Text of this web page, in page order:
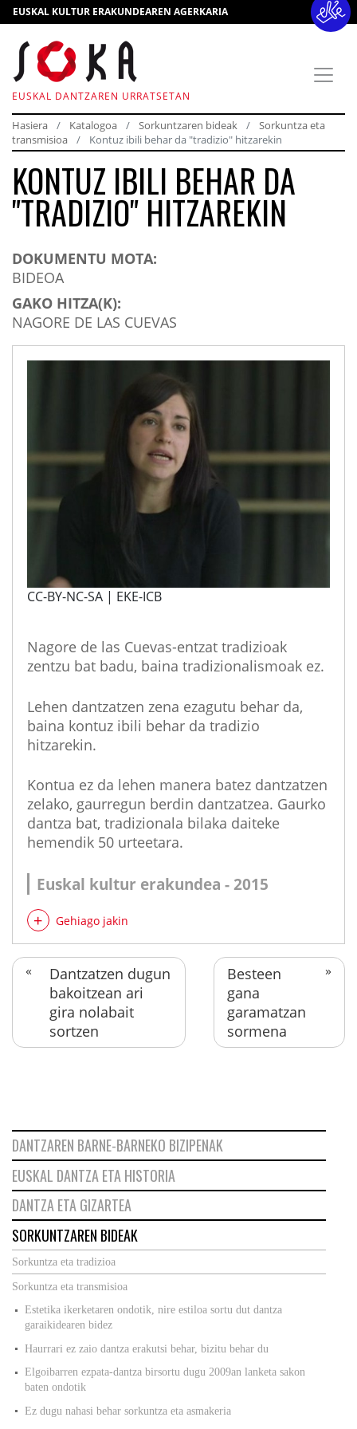
EUSKAL KULTUR ERAKUNDEAREN AGERKARIA
EUSKAL DANTZAREN URRATSETAN
Hasiera Katalogoa Sorkuntzaren bideak
Sorkuntza eta
transmisioa
Kontuz ibili behar da "tradizio" hitzarekin
KONTUZ IBILI BEHAR DA
"TRADIZIO" HITZAREKIN
DOKUMENTU MOTA:
BIDEOA
GAKO HITZA(K):
NAGORE DE LAS CUEVAS
CC-BY-NC-SA | EKE-ICB
Nagore de las Cuevas-entzat tradizioak
zentzu bat badu, baina tradizionalismoak ez.
Lehen dantzatzen zena ezagutu behar da,
baina kontuz ibili behar da tradizio
hitzarekin.
Kontua ez da lehen manera batez dantzatzen
zelako, gaurregun berdin dantzatzea. Gaurko
dantza bat, tradizionala bilaka daiteke
hemendik 50 urteetara.
Euskal kultur erakundea - 2015
Gehiago jakin
Dantzatzen dugun
bakoitzean ari
gira nolabait
sortzen
Besteen
gana
garamatzan
sormena
DANTZAREN BARNE-BARNEKO BIZIPENAK
EUSKAL DANTZA ETA HISTORIA
DANTZA ETA GIZARTEA
SORKUNTZAREN BIDEAK
Sorkuntza eta tradizioa
Sorkuntza eta transmisioa
Estetika ikerketaren ondotik, nire estiloa sortu dut dantza
garaikidearen bidez
Haurrari ez zaio dantza erakutsi behar, bizitu behar du
Elgoibarren ezpata-dantza birsortu dugu 2009an lanketa sakon
baten ondotik
Ez dugu nahasi behar sorkuntza eta asmakeria